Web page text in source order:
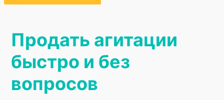
Продать агитации
быстро и без
вопросов